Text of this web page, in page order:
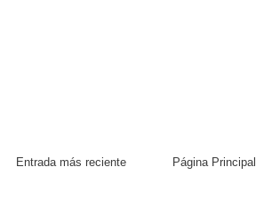
Entrada más reciente Página Principal